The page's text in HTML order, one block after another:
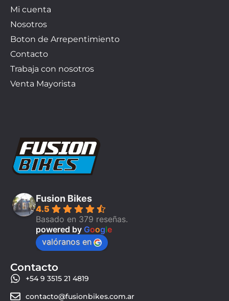
Mi cuenta
Nosotros
Boton de Arrepentimiento
Contacto
Trabaja con nosotros
Venta Mayorista
Fusion Bikes
4.5
Basado en 379 reseñas.
powered by Google
valóranos en
Contacto
+54 9 3515 21 4819
contacto@fusionbikes.com.ar